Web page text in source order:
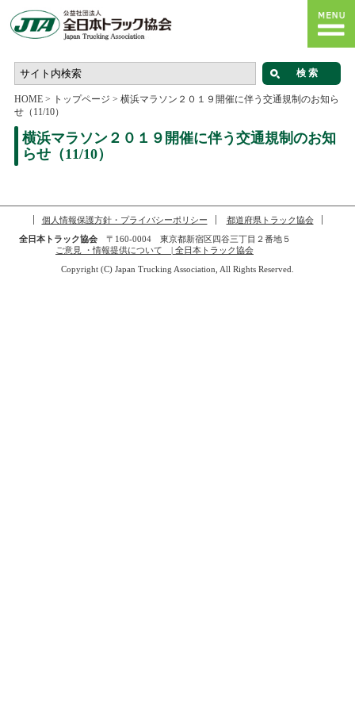
HOME> トップページ > 横浜マラソン２０１９開催に伴う交通規制のお知ら
せ（11/10）
横浜マラソン２０１９開催に伴う交通規制のお知
らせ（11/10）
個人情報保護方針・プライバシーポリシー
都道府県トラック協会
全日本トラック協会〒160-0004 東京都新宿区四谷三丁目２番地５
ご意見 ・情報提供について | 全日本トラック協会
Copyright (C) Japan Trucking Association, All Rights Reserved.